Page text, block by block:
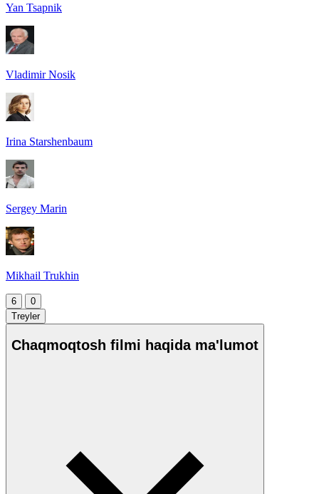
Yan Tsapnik
Vladimir Nosik
Irina Starshenbaum
Sergey Marin
Mikhail Trukhin
6
0
Treyler
Сhaqmoqtosh filmi haqida ma'lumot